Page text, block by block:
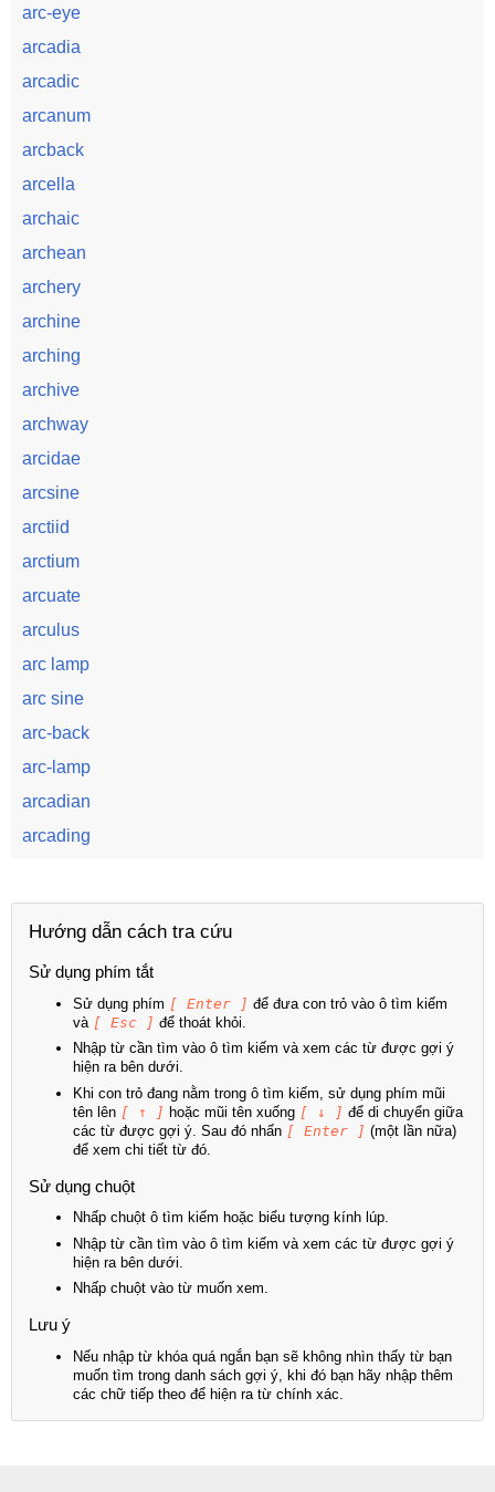
arc-eye
arcadia
arcadic
arcanum
arcback
arcella
archaic
archean
archery
archine
arching
archive
archway
arcidae
arcsine
arctiid
arctium
arcuate
arculus
arc lamp
arc sine
arc-back
arc-lamp
arcadian
arcading
Hướng dẫn cách tra cứu
Sử dụng phím tắt
Sử dụng phím [ Enter ] để đưa con trỏ vào ô tìm kiếm
và [ Esc ] để thoát khỏi.
Nhập từ cần tìm vào ô tìm kiếm và xem các từ được gợi ý
hiện ra bên dưới.
Khi con trỏ đang nằm trong ô tìm kiếm, sử dụng phím mũi
tên lên [ ↑ ] hoặc mũi tên xuống [ ↓ ] để di chuyển giữa
các từ được gợi ý. Sau đó nhấn [ Enter ] (một lần nữa)
để xem chi tiết từ đó.
Sử dụng chuột
Nhấp chuột ô tìm kiếm hoặc biểu tượng kính lúp.
Nhập từ cần tìm vào ô tìm kiếm và xem các từ được gợi ý
hiện ra bên dưới.
Nhấp chuột vào từ muốn xem.
Lưu ý
Nếu nhập từ khóa quá ngắn bạn sẽ không nhìn thấy từ bạn
muốn tìm trong danh sách gợi ý, khi đó bạn hãy nhập thêm
các chữ tiếp theo để hiện ra từ chính xác.